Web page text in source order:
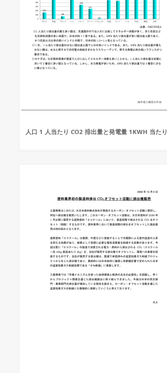
人口 1 人当たり CO2 排出量と発電量 1KWH 当たり